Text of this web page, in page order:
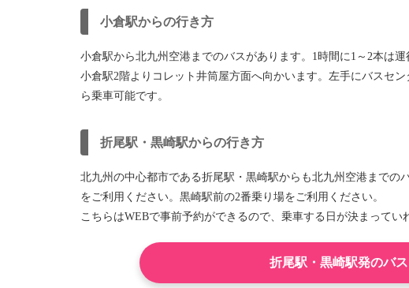
小倉駅からの行き方
小倉駅から北九州空港までのバスがあります。1時間に1～2本は
小倉駅2階よりコレット井筒屋方面へ向かいます。左手にバスセ
ら乗車可能です。
折尾駅・黒崎駅からの行き方
北九州の中心都市である折尾駅・黒崎駅からも北九州空港までの
をご利用ください。黒崎駅前の2番乗り場をご利用ください。
こちらはWEBで事前予約ができるので、乗車する日が決まって
折尾駅・黒崎駅発のバ